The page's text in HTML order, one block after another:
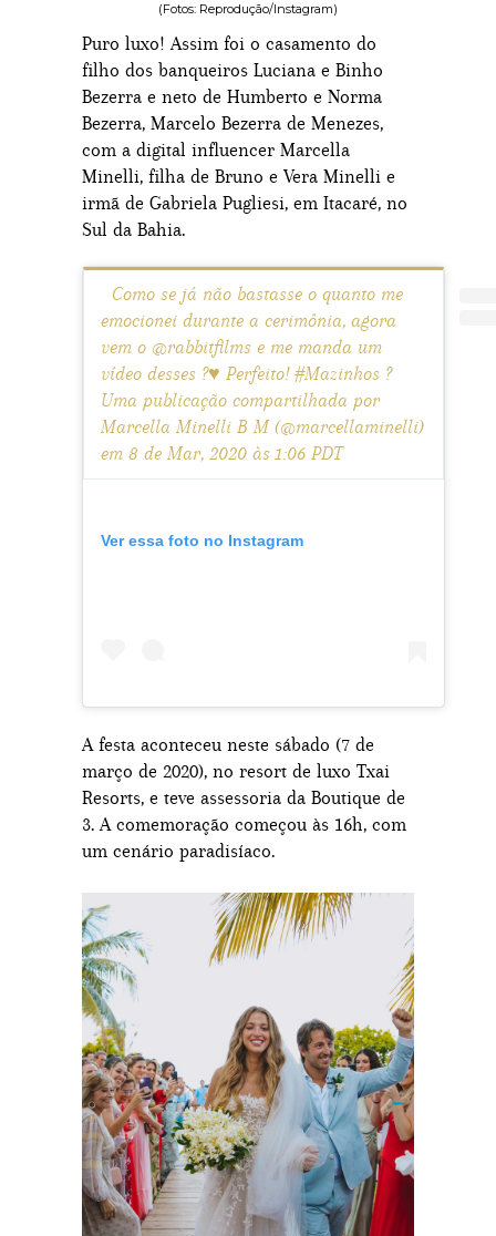
(Fotos: Reprodução/Instagram)
Puro luxo! Assim foi o casamento do
filho dos banqueiros Luciana e Binho
Bezerra e neto de Humberto e Norma
Bezerra, Marcelo Bezerra de Menezes,
com a digital influencer Marcella
Minelli, filha de Bruno e Vera Minelli e
irmã de Gabriela Pugliesi, em Itacaré, no
Sul da Bahia.
Como se já não bastasse o quanto me
emocionei durante a cerimônia, agora
vem o @rabbitfilms e me manda um
vídeo desses ?♥️ Perfeito! #Mazinhos ?
Uma publicação compartilhada por
Marcella Minelli B M (@marcellaminelli)
em 8 de Mar, 2020 às 1:06 PDT
Ver essa foto no Instagram
A festa aconteceu neste sábado (7 de
março de 2020), no resort de luxo Txai
Resorts, e teve assessoria da Boutique de
3. A comemoração começou às 16h, com
um cenário paradisíaco.